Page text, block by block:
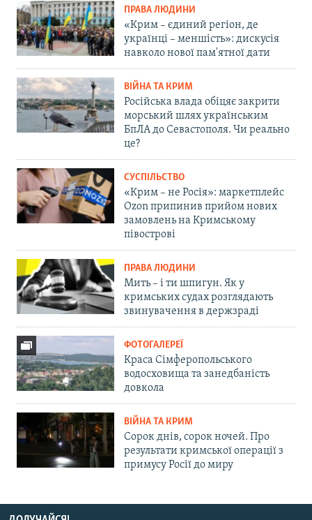
ПРАВА ЛЮДИНИ
«Крим – єдиний регіон, де
українці – меншість»: дискусія
навколо нової пам'ятної дати
ВІЙНА ТА КРИМ
Російська влада обіцяє закрити
морський шлях українським
БпЛА до Севастополя. Чи реально
це?
СУСПІЛЬСТВО
«Крим – не Росія»: маркетплейс
Ozon припинив прийом нових
замовлень на Кримському
півострові
ПРАВА ЛЮДИНИ
Мить – і ти шпигун. Як у
кримських судах розглядають
звинувачення в держзраді
ФОТОГАЛЕРЕЇ
Краса Сімферопольського
водосховища та занедбаність
довкола
ВІЙНА ТА КРИМ
Сорок днів, сорок ночей. Про
результати кримської операції з
примусу Росії до миру